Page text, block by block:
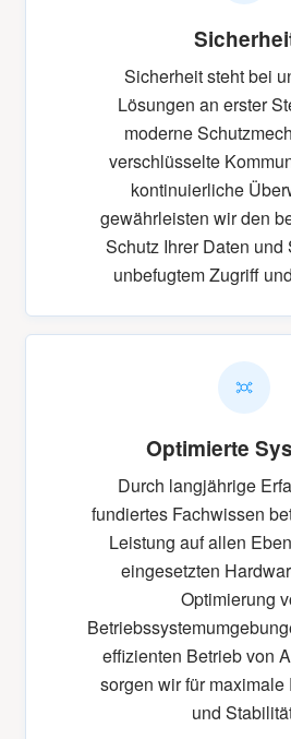
Sicherheit steht bei
Lösungen an erster
moderne
verschlüsselte
kontinuierliche
gewährleisten wir den
Schutz Ihrer Daten und
unbefugtem Zugriff
Optimierte
Durch langjährige
fundiertes Fachwissen
Leistung auf allen
eingesetzten
Optimierung
effizienten Betrieb von
sorgen wir für maximale
und